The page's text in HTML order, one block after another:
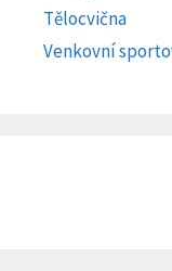
Tělocvična
Venkovní